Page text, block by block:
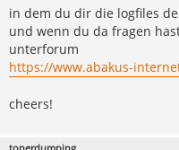
r
a
g
in dem du dir die logfiles
und wenn du da fragen
unterforum
https://www.abakus-
cheers!